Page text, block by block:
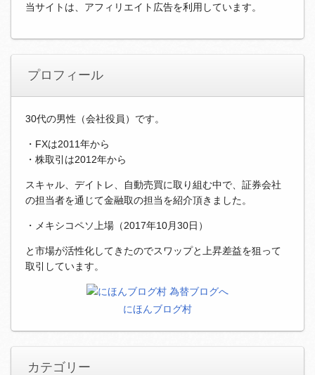
当サイトは、アフィリエイト広告を利用しています。
プロフィール
30代の男性（会社役員）です。
・FXは2011年から
・株取引は2012年から
スキャル、デイトレ、自動売買に取り組む中で、証券会社
の担当者を通じて金融取の担当を紹介頂きました。
・メキシコペソ上場（2017年10月30日）
と市場が活性化してきたのでスワップと上昇差益を狙って
取引しています。
にほんブログ村
カテゴリー